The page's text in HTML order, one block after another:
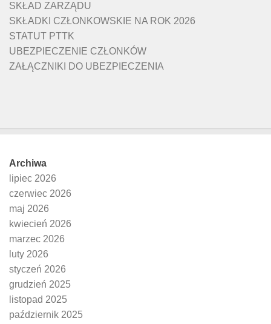
SKŁAD ZARZĄDU
SKŁADKI CZŁONKOWSKIE NA ROK 2026
STATUT PTTK
UBEZPIECZENIE CZŁONKÓW
ZAŁĄCZNIKI DO UBEZPIECZENIA
Archiwa
lipiec 2026
czerwiec 2026
maj 2026
kwiecień 2026
marzec 2026
luty 2026
styczeń 2026
grudzień 2025
listopad 2025
październik 2025